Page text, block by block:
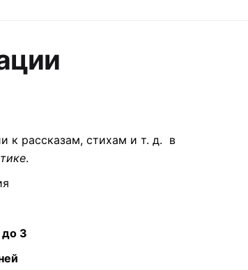
к рассказам, стихам и т. д. в
.
до 3